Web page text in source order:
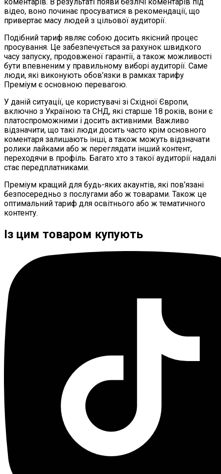
коментарів. В результаті появи безлічі коментарів під
відео, воно починає просуватися в рекомендації, що
привертає масу людей з цільової аудиторії.
Подібний тариф являє собою досить якісний процес
просування. Це забезпечується за рахунок швидкого
часу запуску, продовженої гарантії, а також можливості
бути впевненим у правильному виборі аудиторії. Саме
люди, які виконують обов’язки в рамках тарифу
Преміум є основною перевагою.
У даній ситуації, це користувачі зі Східної Європи,
включно з Україною та СНД, які старше 18 років, вони є
платоспроможними і досить активними. Важливо
відзначити, що такі люди досить часто крім основного
коментаря залишають інші, а також можуть відзначати
ролики лайками або ж переглядати інший контент,
переходячи в профіль. Багато хто з такої аудиторії надалі
стає передплатниками.
Преміум кращий для будь-яких акаунтів, які пов’язані
безпосередньо з послугами або ж товарами. Також це
оптимальний тариф для освітнього або ж тематичного
контенту.
Із цим товаром купують